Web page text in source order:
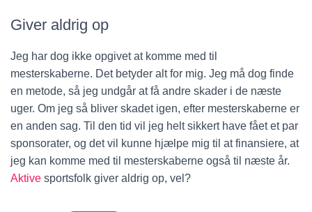
Giver aldrig op
Jeg har dog ikke opgivet at komme med til
mesterskaberne. Det betyder alt for mig. Jeg må dog finde
en metode, så jeg undgår at få andre skader i de næste
uger. Om jeg så bliver skadet igen, efter mesterskaberne er
en anden sag. Til den tid vil jeg helt sikkert have fået et par
sponsorater, og det vil kunne hjælpe mig til at finansiere, at
jeg kan komme med til mesterskaberne også til næste år.
Aktive sportsfolk giver aldrig op, vel?